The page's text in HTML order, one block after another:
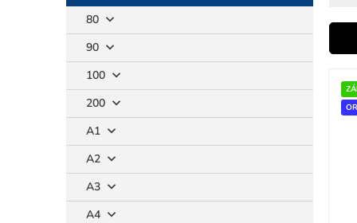
80
90
100
200
A1
A2
A3
A4
r